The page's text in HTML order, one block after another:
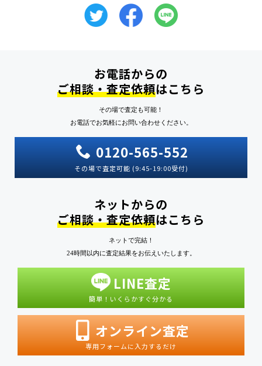
お電話からの
ご相談・査定依頼はこちら
その場で査定も可能！
お電話でお気軽にお問い合わせください。
0120-565-552
その場で査定可能 (9:45-19:00受付)
ネットからの
ご相談・査定依頼はこちら
ネットで完結！
24時間以内に査定結果をお伝えいたします。
LINE査定
簡単！いくらかすぐ分かる
オンライン査定
専用フォームに入力するだけ